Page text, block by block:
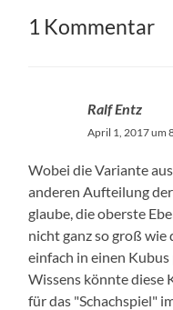
1 Kommentar
Ralf Entz
April 1, 2017 um
Wobei die Variante
anderen Aufteilung
glaube, die oberste
nicht ganz so groß wie
einfach in einen
Wissens könnte diese
für das "Schachspiel"